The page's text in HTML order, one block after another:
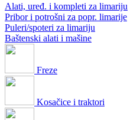
Alati, uređ. i kompleti za limariju
Pribor i potrošni za popr. limarije
Puleri/spoteri za limariju
Baštenski alati i mašine
Freze
Kosačice i traktori